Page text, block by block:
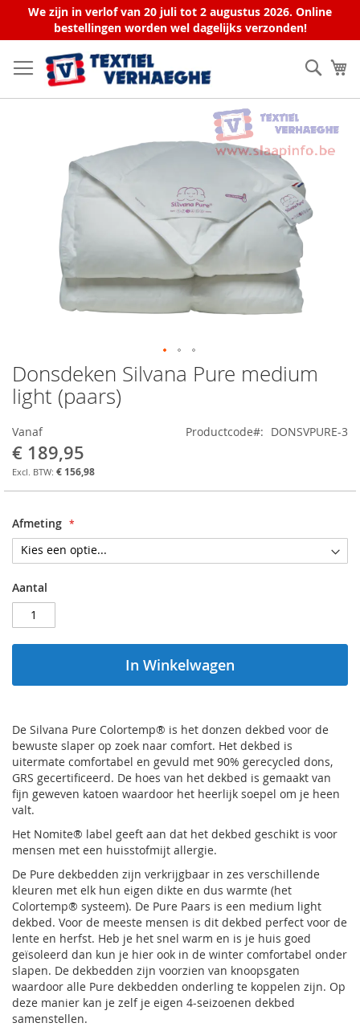
We zijn in verlof van 20 juli tot 2 augustus 2026. Online
bestellingen worden wel dagelijks verzonden!
naar
de
inhoud
Zoek
afbeeldingen-
Ga
naar
het
van
de
afbeeldingen-
Donsdeken Silvana Pure medium
light (paars)
Vanaf
€ 189,95
€ 156,98
Productcode DONSVPURE-3
Afmeting
Aantal
In Winkelwagen
De Silvana Pure Colortemp® is het donzen dekbed voor de
bewuste slaper op zoek naar comfort. Het dekbed is
uitermate comfortabel en gevuld met 90% gerecycled dons,
GRS gecertificeerd. De hoes van het dekbed is gemaakt van
fijn geweven katoen waardoor het heerlijk soepel om je heen
valt.
Het Nomite® label geeft aan dat het dekbed geschikt is voor
mensen met een huisstofmijt allergie.
De Pure dekbedden zijn verkrijgbaar in zes verschillende
kleuren met elk hun eigen dikte en dus warmte (het
Colortemp® systeem). De Pure Paars is een medium light
dekbed. Voor de meeste mensen is dit dekbed perfect voor de
lente en herfst. Heb je het snel warm en is je huis goed
geïsoleerd dan kun je hier ook in de winter comfortabel onder
slapen. De dekbedden zijn voorzien van knoopsgaten
waardoor alle Pure dekbedden onderling te koppelen zijn. Op
deze manier kan je zelf je eigen 4-seizoenen dekbed
samenstellen.